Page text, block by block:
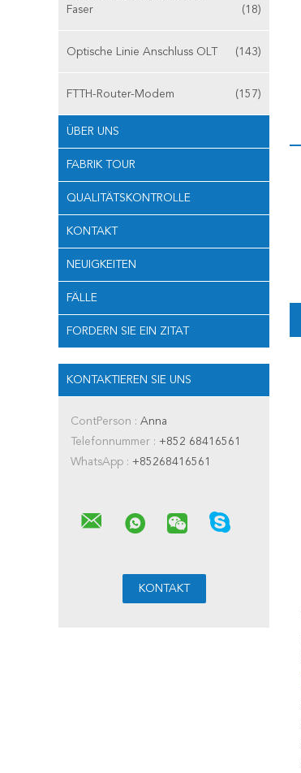
Faser
(18)
Optische Linie Anschluss OLT (143)
FTTH-Router-Modem (157)
ÜBER UNS
FABRIK TOUR
QUALITÄTSKONTROLLE
KONTAKT
NEUIGKEITEN
FÄLLE
FORDERN SIE EIN ZITAT
KONTAKTIEREN SIE UNS
ContPerson : Anna
Telefonnummer : +852 68416561
WhatsApp : +85268416561